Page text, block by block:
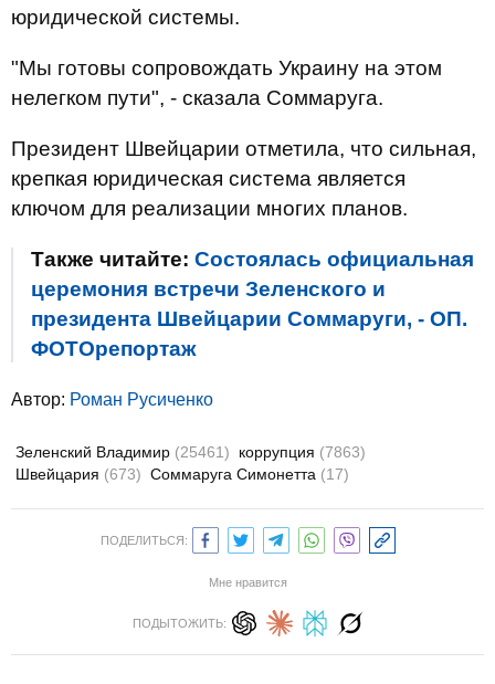
юридической системы.
"Мы готовы сопровождать Украину на этом
нелегком пути", - сказала Cоммаруга.
Президент Швейцарии отметила, что сильная,
крепкая юридическая система является
ключом для реализации многих планов.
Также читайте: Состоялась официальная
церемония встречи Зеленского и
президента Швейцарии Соммаруги, - ОП.
ФОТОрепортаж
Автор: Роман Русиченко
Зеленский Владимир (25461) коррупция (7863)
Швейцария (673) Соммаруга Симонетта (17)
ПОДЕЛИТЬСЯ:
Мне нравится
ПОДЫТОЖИТЬ: